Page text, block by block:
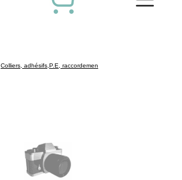
Colliers, adhésifs,P.E, raccordemen